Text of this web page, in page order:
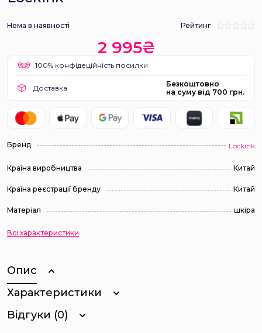
Нема в наявності Рейтинг
2 995₴
100% конфідеційність посилки
Доставка
Безкоштовно
на суму від 700 грн.
Бренд Lockink
Країна виробництва Китай
Країна реєстрації бренду Китай
Матеріал шкіра
Всі характеристики
Опис
Характеристики
Відгуки (0)